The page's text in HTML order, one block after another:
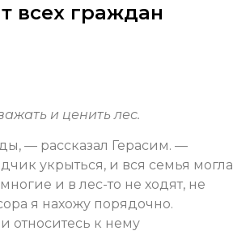
всех граждан
и ценить лес.
— рассказал Герасим. —
укрыться, и вся семья могла
и в лес-то не ходят, не
я нахожу порядочно.
относитесь к нему